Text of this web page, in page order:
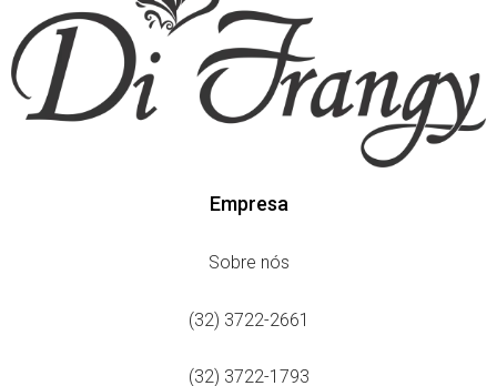
Empresa
Sobre nós
(32) 3722-2661
(32) 3722-1793